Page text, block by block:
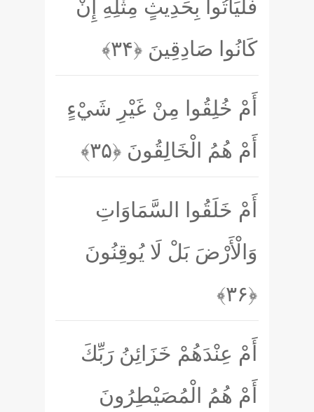
فَلْيَأْتُوا بِحَدِيثٍ مِثْلِهِ إِنْ
كَانُوا صَادِقِينَ ﴿۳۴﴾
أَمْ خُلِقُوا مِنْ غَيْرِ شَيْءٍ
أَمْ هُمُ الْخَالِقُونَ ﴿۳۵﴾
أَمْ خَلَقُوا السَّمَاوَاتِ
وَالْأَرْضَ بَلْ لَا يُوقِنُونَ
﴿۳۶﴾
أَمْ عِنْدَهُمْ خَزَائِنُ رَبِّكَ
أَمْ هُمُ الْمُصَيْطِرُونَ